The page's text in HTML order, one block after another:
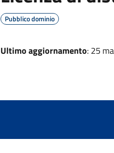
Pubblico dominio
Ultimo aggiornamento: 25